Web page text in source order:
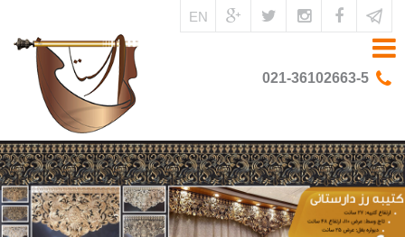
EN
021-36102663-5